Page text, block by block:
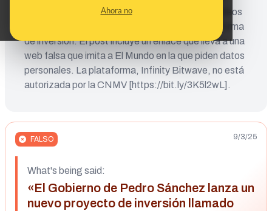
Ahora no
FALSO 9/3/25
What's being said:
«El Gobierno de Pedro Sánchez lanza un
nuevo proyecto de inversión llamado
prensa en julio [https://bit.ly/466d5iq]. En los vídeos
originales Sánchez no menciona ninguna plataforma
de inversión. El post incluye un enlace que lleva a una
web falsa que imita a El Mundo en la que piden datos
personales. La plataforma, Infinity Bitwave, no está
autorizada por la CNMV [https://bit.ly/3K5l2wL].